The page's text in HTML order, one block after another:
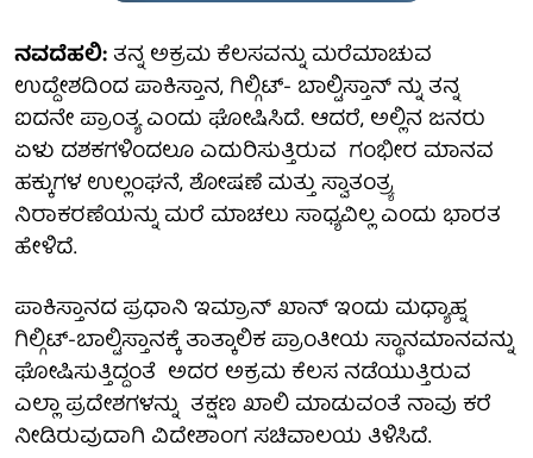
ನವದೆಹಲಿ:ತನ್ನ ಅಕ್ರಮ ಕೆಲಸವನ್ನು ಮರೆಮಾಚುವ
ಉದ್ದೇಶದಿಂದ ಪಾಕಿಸ್ತಾನ, ಗಿಲ್ಗಿಟ್- ಬಾಲ್ಟಿಸ್ತಾನ್ ನ್ನು ತನ್ನ
ಐದನೇ ಪ್ರಾಂತ್ಯ ಎಂದು ಘೋಷಿಸಿದೆ. ಆದರೆ, ಅಲ್ಲಿನ ಜನರು
ಏಳು ದಶಕಗಳಿಂದಲೂ ಎದುರಿಸುತ್ತಿರುವ ಗಂಭೀರ ಮಾನವ
ಹಕ್ಕುಗಳ ಉಲ್ಲಂಘನೆ, ಶೋಷಣೆ ಮತ್ತು ಸ್ವಾತಂತ್ರ್ಯ
ನಿರಾಕರಣೆಯನ್ನು ಮರೆ ಮಾಚಲು ಸಾಧ್ಯವಿಲ್ಲ ಎಂದು ಭಾರತ
ಹೇಳಿದೆ.
ಪಾಕಿಸ್ತಾನದ ಪ್ರಧಾನಿ ಇಮ್ರಾನ್ ಖಾನ್ ಇಂದು ಮಧ್ಯಾಹ್ನ
ಗಿಲ್ಗಿಟ್-ಬಾಲ್ಟಿಸ್ತಾನಕ್ಕೆ ತಾತ್ಕಾಲಿಕ ಪ್ರಾಂತೀಯ ಸ್ಥಾನಮಾನವನ್ನು
ಘೋಷಿಸುತ್ತಿದ್ದಂತೆ ಅದರ ಅಕ್ರಮ ಕೆಲಸ ನಡೆಯುತ್ತಿರುವ
ಎಲ್ಲಾ ಪ್ರದೇಶಗಳನ್ನು ತಕ್ಷಣ ಖಾಲಿ ಮಾಡುವಂತೆ ನಾವು ಕರೆ
ನೀಡಿರುವುದಾಗಿ ವಿದೇಶಾಂಗ ಸಚಿವಾಲಯ ತಿಳಿಸಿದೆ.